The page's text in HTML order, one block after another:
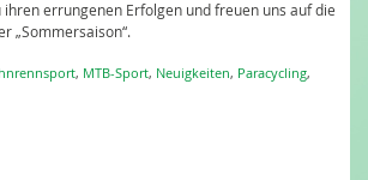
errungenen Erfolgen und freuen uns auf die
„Sommersaison“.
, MTB-Sport, Neuigkeiten, Paracycling,